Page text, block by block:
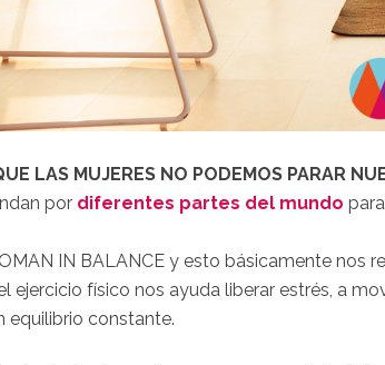
LAS MUJERES NO PODEMOS PARAR
por diferentes partes del mundo
IN BALANCE y esto básicamente nos
ejercicio físico nos ayuda liberar estrés, a
equilibrio constante.